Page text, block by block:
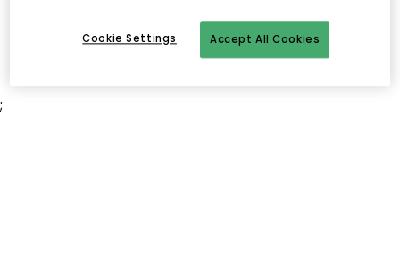
;
Accept All Cookies
Cookie Settings